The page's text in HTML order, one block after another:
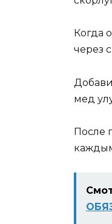
Когда
через
мед
После